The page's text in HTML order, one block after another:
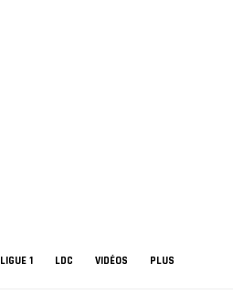
LIGUE 1 LDC VIDÉOS PLUS